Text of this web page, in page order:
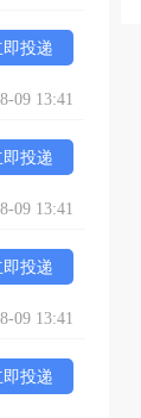
即投递
09 13:41
即投递
09 13:41
即投递
09 13:41
即投递